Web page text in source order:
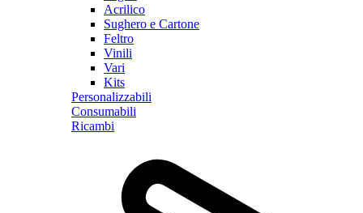
Acrilico
Sughero e Cartone
Feltro
Vinili
Vari
Kits
Personalizzabili
Consumabili
Ricambi